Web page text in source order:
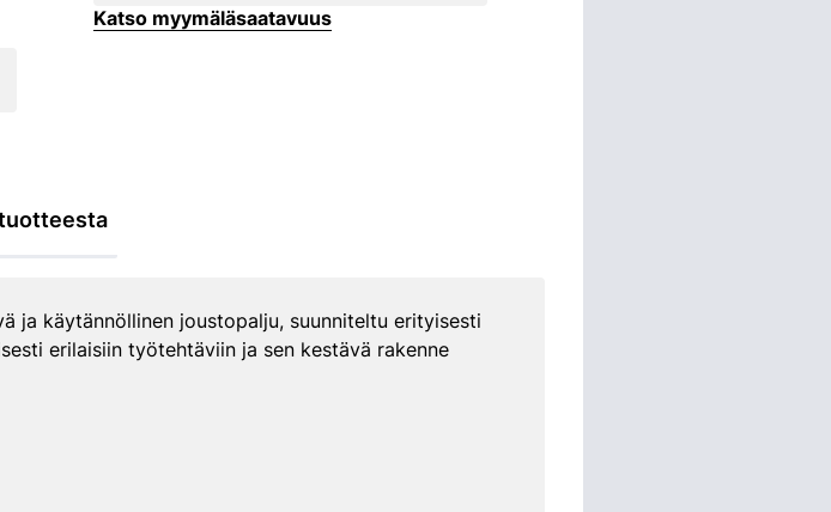
Katso myymäläsaatavuus
ja käytännöllinen joustopalju, suunniteltu erityisesti
erilaisiin työtehtäviin ja sen kestävä rakenne